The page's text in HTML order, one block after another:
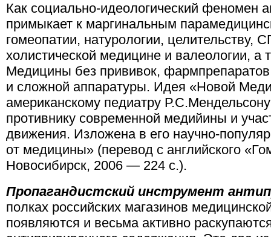
Как социально-идеологический феномен
примыкает к маргинальным
гомеопатии, натурологии, целительству,
холистической медицине и валеологии, а
Медицины без прививок,
и сложной аппаратуры. Идея «Новой
американскому педиатру
противнику современной медийины и
движения. Изложена в его научно-
от медицины» (перевод с английского
Новосибирск, 2006 — 224 с.).
Пропагандистский инструмент
полках российских магазинов
появляются и весьма активно